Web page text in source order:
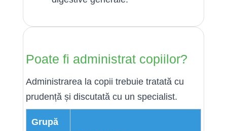
Poate fi administrat copiilor?
Administrarea la copii trebuie tratată cu
prudență și discutată cu un specialist.
Grupă